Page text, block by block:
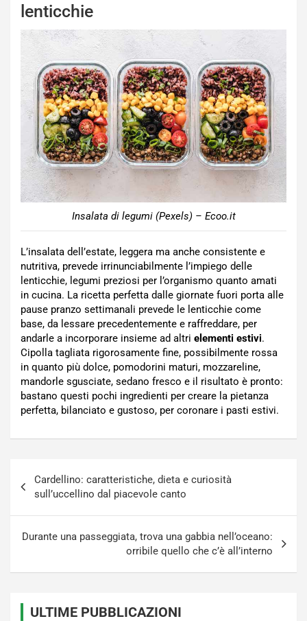
lenticchie
Insalata di legumi (Pexels) – Ecoo.it
L’insalata dell’estate, leggera ma anche consistente e
nutritiva, prevede irrinunciabilmente l’impiego delle
lenticchie, legumi preziosi per l’organismo quanto amati
in cucina. La ricetta perfetta dalle giornate fuori porta alle
pause pranzo settimanali prevede le lenticchie come
base, da lessare precedentemente e raffreddare, per
andarle a incorporare insieme ad altri elementi estivi.
Cipolla tagliata rigorosamente fine, possibilmente rossa
in quanto più dolce, pomodorini maturi, mozzareline,
mandorle sgusciate, sedano fresco e il risultato è pronto:
bastano questi pochi ingredienti per creare la pietanza
perfetta, bilanciato e gustoso, per coronare i pasti estivi.
articoli
Cardellino: caratteristiche, dieta e curiosità
sull’uccellino dal piacevole canto
Durante una passeggiata, trova una gabbia nell’oceano:
orribile quello che c’è all’interno
ULTIME PUBBLICAZIONI